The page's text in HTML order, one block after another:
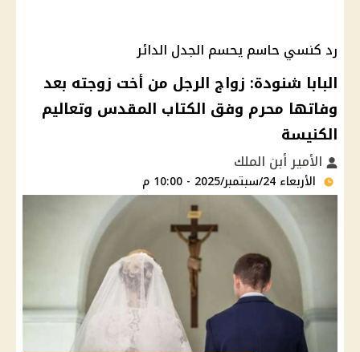
رد كنسي حاسم يحسم الجدل الدائر
البابا شنودة: زواج الرجل من أخت زوجته بعد
وفاتها محرم وفق الكتاب المقدس وتعاليم
الكنيسة
الأمير أبن الملك
الأربعاء 24/سبتمبر/2025 - 10:00 م